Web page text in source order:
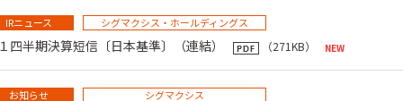
IRニュース シグマクシス・ホールディングス
四半期決算短信〔日本基準〕（連結） （271KB）
シグマクシス
お知らせ